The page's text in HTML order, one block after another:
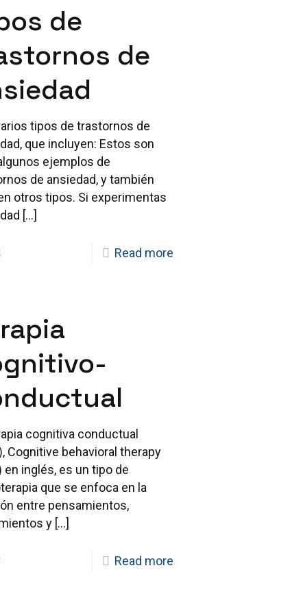
de
de
tipos de trastornos de
que incluyen: Estos son
ejemplos de
de ansiedad, y también
otros tipos. Si experimentas
[…]
Read more
cognitiva conductual
Cognitive behavioral therapy
en inglés, es un tipo de
que se enfoca en la
entre pensamientos,
y […]
Read more